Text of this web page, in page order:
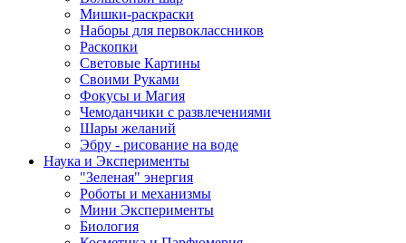
Мишки-раскраски
Наборы для первоклассников
Раскопки
Световые Картины
Своими Руками
Фокусы и Магия
Чемоданчики с развлечениями
Шары желаний
Эбру - рисование на воде
Наука и Эксперименты
"Зеленая" энергия
Роботы и механизмы
Мини Эксперименты
Биология